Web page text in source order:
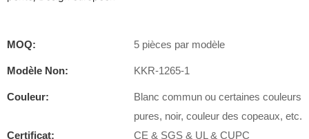
MOQ: 5 pièces par modèle
Modèle Non: KKR-1265-1
Couleur:
Blanc commun ou certaines couleurs
pures, noir, couleur des copeaux, etc.
Certificat:
CE & SGS & UL & CUPC